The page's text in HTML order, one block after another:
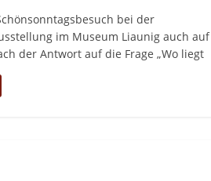
bei der
im Museum Liaunig auch auf
der Antwort auf die Frage „Wo liegt